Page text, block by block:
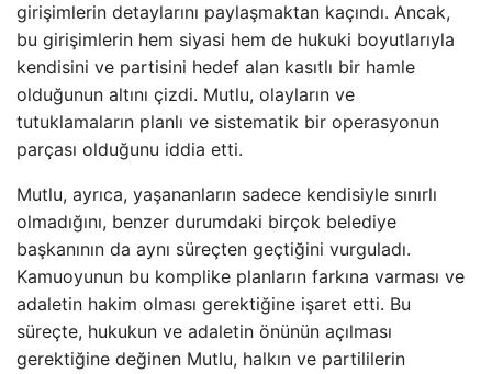
girişimlerin detaylarını paylaşmaktan kaçındı. Ancak,
bu girişimlerin hem siyasi hem de hukuki boyutlarıyla
kendisini ve partisini hedef alan kasıtlı bir hamle
olduğunun altını çizdi. Mutlu, olayların ve
tutuklamaların planlı ve sistematik bir operasyonun
parçası olduğunu iddia etti.
Mutlu, ayrıca, yaşananların sadece kendisiyle sınırlı
olmadığını, benzer durumdaki birçok belediye
başkanının da aynı süreçten geçtiğini vurguladı.
Kamuoyunun bu komplike planların farkına varması ve
adaletin hakim olması gerektiğine işaret etti. Bu
süreçte, hukukun ve adaletin önünün açılması
gerektiğine değinen Mutlu, halkın ve partililerin